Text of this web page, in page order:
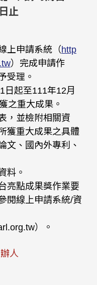
止
上申請系統（http
）完成申請作
受理。
日起至111年12月
之重大成果。
，並檢附相關資
獲重大成果之具體
文、國內外專利、
料。
亮點成果獎作業要
閱線上申請系統/資
）。
人